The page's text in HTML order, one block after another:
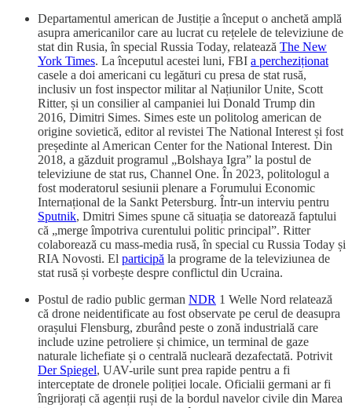
Departamentul american de Justiție a început o anchetă amplă
asupra americanilor care au lucrat cu rețelele de televiziune de
stat din Rusia, în special Russia Today, relatează The New
York Times. La începutul acestei luni, FBI a percheziționat
casele a doi americani cu legături cu presa de stat rusă,
inclusiv un fost inspector militar al Națiunilor Unite, Scott
Ritter, și un consilier al campaniei lui Donald Trump din
2016, Dimitri Simes. Simes este un politolog american de
origine sovietică, editor al revistei The National Interest și fost
președinte al American Center for the National Interest. Din
2018, a găzduit programul „Bolshaya Igra” la postul de
televiziune de stat rus, Channel One. În 2023, politologul a
fost moderatorul sesiunii plenare a Forumului Economic
Internațional de la Sankt Petersburg. Într-un interviu pentru
Sputnik, Dmitri Simes spune că situația se datorează faptului
că „merge împotriva curentului politic principal”. Ritter
colaborează cu mass-media rusă, în special cu Russia Today și
RIA Novosti. El participă la programe de la televiziunea de
stat rusă și vorbește despre conflictul din Ucraina.
Postul de radio public german NDR 1 Welle Nord relatează
că drone neidentificate au fost observate pe cerul de deasupra
orașului Flensburg, zburând peste o zonă industrială care
include uzine petroliere și chimice, un terminal de gaze
naturale lichefiate și o centrală nucleară dezafectată. Potrivit
Der Spiegel, UAV-urile sunt prea rapide pentru a fi
interceptate de dronele poliției locale. Oficialii germani ar fi
îngrijorați că agenții ruși de la bordul navelor civile din Marea